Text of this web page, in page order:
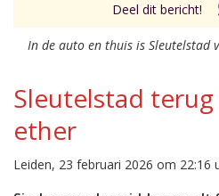
Deel dit bericht!
In de auto en thuis is Sleutelstad
Sleutelstad
ether
Leiden, 23 februari 2026 om 22:16